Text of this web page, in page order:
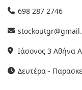
698 287 2746
Ιάσονος 3 Αθήνα
Δευτέρα -